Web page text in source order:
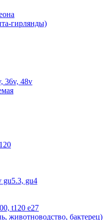
гирлянды)
36v, 48v
gu5.3, gu4
t120 е27
животноводство, бактерец)